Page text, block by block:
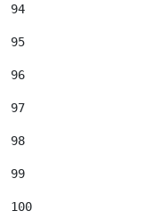
94
95
96
97
98
99
100